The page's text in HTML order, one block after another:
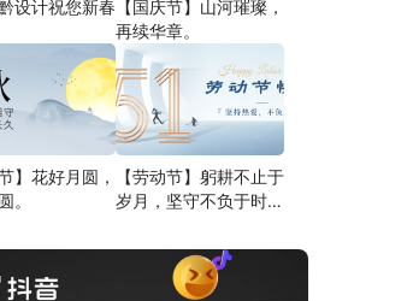
设计祝您新春 【国庆节】山河璀璨，
再续华章。
】花好月圆，
。
【劳动节】躬耕不止于
岁月，坚守不负于时